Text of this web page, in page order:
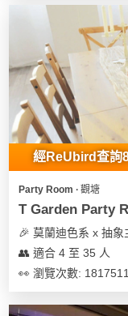
經ReUbird查詢
Party Room ∙ 觀塘
T Garden Party
🎉 莫蘭迪色系 x 抽象
👥 適合 4 至 35 人
👀 瀏覽次數: 1817511